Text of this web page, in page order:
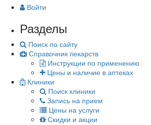
Войти
Разделы
Поиск по сайту
Справочник лекарств
Инструкции по применению
Цены и наличие в аптеках
Клиники
Поиск клиники
Запись на прием
Цены на услуги
Скидки и акции